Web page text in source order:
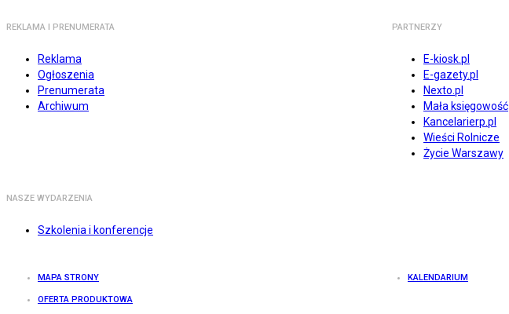
REKLAMA I PRENUMERATA
Reklama
Ogłoszenia
Prenumerata
Archiwum
PARTNERZY
E-kiosk.pl
E-gazety.pl
Nexto.pl
Mała księgowość
Kancelarierp.pl
Wieści Rolnicze
Życie Warszawy
NASZE WYDARZENIA
Szkolenia i konferencje
MAPA STRONY KALENDARIUM
OFERTA PRODUKTOWA